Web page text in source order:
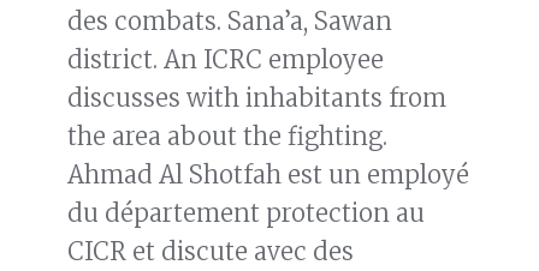
des combats. Sana’a, Sawan
district. An ICRC employee
discusses with inhabitants from
the area about the fighting.
Ahmad Al Shotfah est un employé
du département protection au
CICR et discute avec des